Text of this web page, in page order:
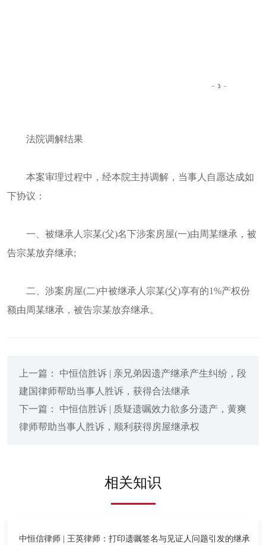
法院调解结果
本案审理过程中，经本院主持调解，当事人自愿达成如
下协议：
一、被继承人宗某(父)名下涉案房屋(一)由周某继承，被
告宗某放弃继承;
二、涉案房屋(二)中被继承人宗某(父)享有的1%产权份
额由周某继承，被告宗某放弃继承。
上一篇： 中恒信胜诉 | 亲兄弟因遗产继承产生纠纷，段
建国律师帮助当事人胜诉，获得合法继承
下一篇： 中恒信胜诉 | 质疑遗嘱效力欲多分遗产，黄爽
律师帮助当事人胜诉，顺利获得房屋继承权
相关知识
中恒信律师 | 王英律师：打印遗嘱签名与见证人问题引发的继承